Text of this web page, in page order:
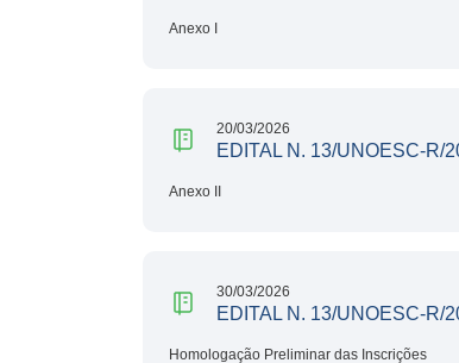
Anexo I
20/03/2026
EDITAL N. 13/UNOESC-R/
Anexo II
30/03/2026
EDITAL N. 13/UNOESC-R/
Homologação Preliminar das Inscrições